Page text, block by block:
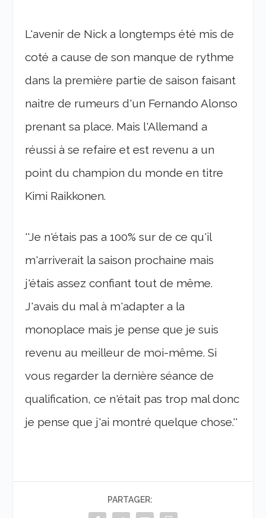
L'avenir de Nick a longtemps été mis de
coté a cause de son manque de rythme
dans la première partie de saison faisant
naitre de rumeurs d'un Fernando Alonso
prenant sa place. Mais l'Allemand a
réussi à se refaire et est revenu a un
point du champion du monde en titre
Kimi Raikkonen.
''Je n'étais pas a 100% sur de ce qu'il
m'arriverait la saison prochaine mais
j'étais assez confiant tout de même.
J'avais du mal à m'adapter a la
monoplace mais je pense que je suis
revenu au meilleur de moi-même. Si
vous regarder la dernière séance de
qualification, ce n'était pas trop mal donc
je pense que j'ai montré quelque chose.''
PARTAGER: